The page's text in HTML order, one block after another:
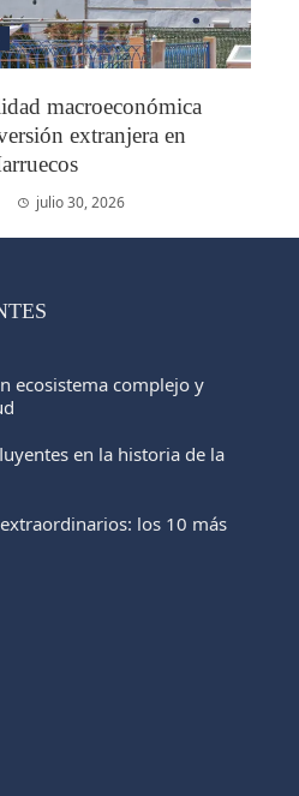
macroeconómica
extranjera en
julio 30, 2026
ecosistema complejo y
en la historia de la
los 10 más